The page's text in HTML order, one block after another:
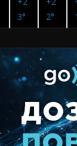
3°
2°